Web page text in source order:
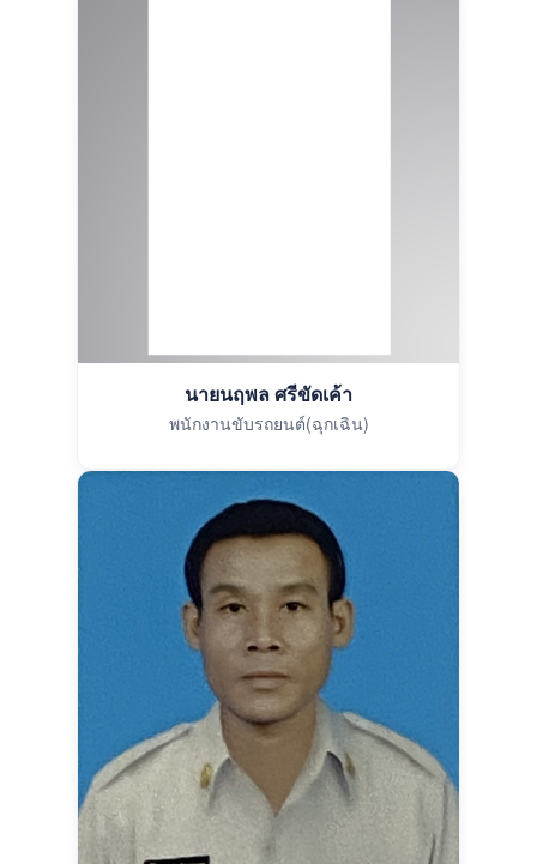
นายนฤพล ศรีขัดเค้า
พนักงานขับรถยนต์(ฉุกเฉิน)